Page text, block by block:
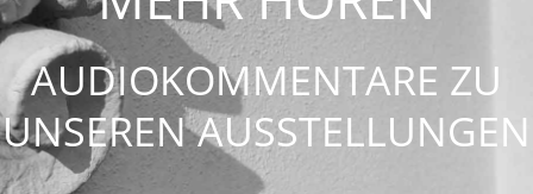
AUDIOKOMMENTARE ZU
UNSEREN AUSSTELLUNGEN